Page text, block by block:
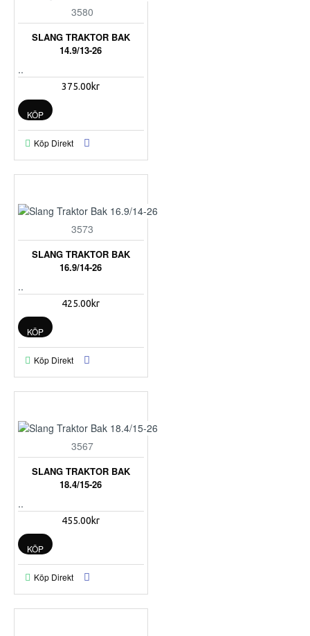
3580
SLANG TRAKTOR BAK
14.9/13-26
..
375.00kr
KÖP
Köp Direkt
3573
SLANG TRAKTOR BAK
16.9/14-26
..
425.00kr
KÖP
Köp Direkt
3567
SLANG TRAKTOR BAK
18.4/15-26
..
455.00kr
KÖP
Köp Direkt